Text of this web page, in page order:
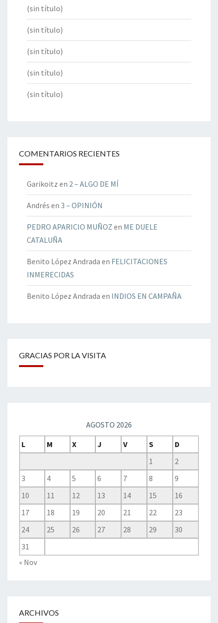
(sin título)
(sin título)
(sin título)
(sin título)
(sin título)
COMENTARIOS RECIENTES
Garikoitz en 2 – ALGO DE MÍ
Andrés en 3 – OPINIÓN
PEDRO APARICIO MUÑOZ en ME DUELE
CATALUÑA
Benito López Andrada en FELICITACIONES
INMERECIDAS
Benito López Andrada en INDIOS EN CAMPAÑA
GRACIAS POR LA VISITA
AGOSTO 2026
L
M X J V S
D
1
2
3
4 5 6 7 8
9
10
11 12 13 14 15
16
17
18 19 20 21 22
23
24
25 26 27 28 29
30
31
« Nov
ARCHIVOS